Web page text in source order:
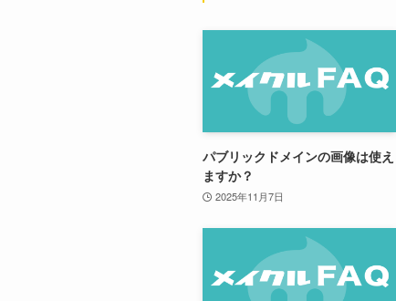
パブリックドメインの画像は使え
ますか？
2025年11月7日